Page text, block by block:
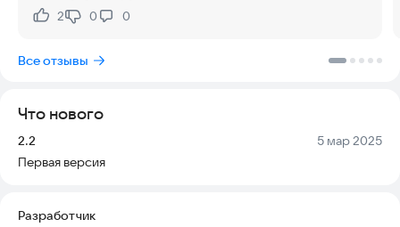
Нравится:
2Не нравится:
0 0
Все отзывы
Что нового
Версия:
2.2 Дата:
5 мар 2025
Первая версия
Разработчик